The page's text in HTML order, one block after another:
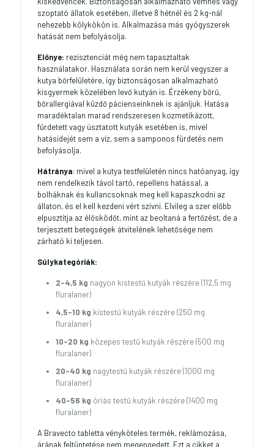
szoptató állatok esetében, illetve 8 hétnél és 2 kg-nál
nehezebb kölykökön is. Alkalmazása más gyógyszerek
hatását nem befolyásolja.
Előnye: rezisztenciát még nem tapasztaltak
használatakor. Használata során nem kerül vegyszer a
kutya bőrfelületére, így biztonságosan alkalmazható
kisgyermek közelében levő kutyán is. Érzékeny bőrű,
bőrallergiával küzdő pácienseinknek is ajánljuk. Hatása
maradéktalan marad rendszeresen kozmetikázott,
fürdetett vagy úsztatott kutyák esetében is, mivel
hatásidejét sem a víz, sem a samponos fürdetés nem
befolyásolja.
Hátránya: mivel a kutya testfelületén nincs hatóanyag, így
nem rendelkezik távol tartó, repellens hatással, a
bolháknak és kullancsoknak meg kell kapaszkodni az
állaton, és el kell kezdeni vért szívni. Elvileg a szer előbb
elpusztítja az élősködőt, mint az beoltaná a fertőzést, de a
terjesztett betegségek átvitelének lehetősége nem
zárható ki teljesen.
Súlykategóriák:
2-4,5 kg nagyon kistestű kutyák részére (112,5 mg
fluralaner)
4,5-10 kg kistestű kutyák részére (250 mg
fluralaner)
10-20 kg közepes testű kutyák részére (500 mg
fluralaner)
20-40 kg nagytestű kutyák részére (1000 mg
fluralaner)
40-56 kg óriás testű kutyák részére (1400 mg
fluralaner)
A Bravecto tabletta vényköteles termék, reklámozása,
árának feltüntetése nem megengedett. Ezt a cikket a